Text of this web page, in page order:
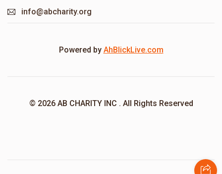
info@abcharity.org
Powered by AhBlickLive.com
© 2026 AB CHARITY INC . All Rights Reserved